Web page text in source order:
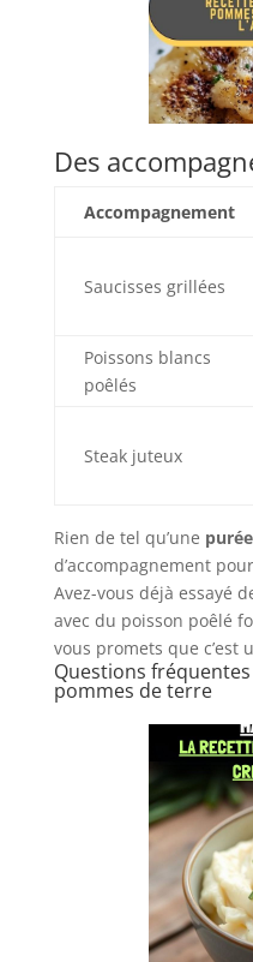
Des
Accompagnement
Saucisses grillées
Poissons blancs
poêlés
Steak juteux
Rien de tel qu’une
d’accompagnement
Avez-vous déjà essayé
avec du poisson poêlé
vous promets que c’est
Questions
pommes de terre